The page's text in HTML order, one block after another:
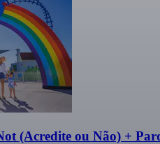
(Acredite ou Não) +